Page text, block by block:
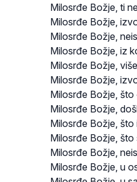
Milosrđe Božje, ti
Milosrđe Božje,
Milosrđe Božje,
Milosrđe Božje, iz
Milosrđe Božje,
Milosrđe Božje,
Milosrđe Božje,
Milosrđe Božje,
Milosrđe Božje,
Milosrđe Božje, što
Milosrđe Božje,
Milosrđe Božje, u